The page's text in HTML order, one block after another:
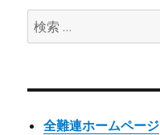
検
索:
全難連ホームページ